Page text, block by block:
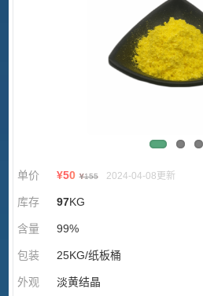
单价 ¥50 ¥155 2024-04-08更新
库存 97KG
含量 99%
包装 25KG/纸板桶
外观 淡黄结晶